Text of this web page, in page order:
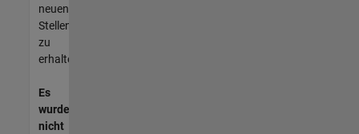
neuen
Stellenangeboten
zu
erhalten.
Es
wurden
nicht